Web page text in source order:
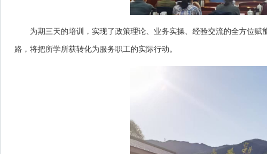
为期三天的培训，实现了政策理论、业务实操、经验交流的全方位
路，将把所学所获转化为服务职工的实际行动。